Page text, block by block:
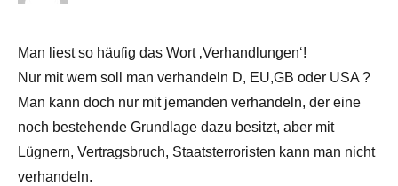
Man liest so häufig das Wort ‚Verhandlungen‘!
Nur mit wem soll man verhandeln D, EU,GB oder USA ?
Man kann doch nur mit jemanden verhandeln, der eine
noch bestehende Grundlage dazu besitzt, aber mit
Lügnern, Vertragsbruch, Staatsterroristen kann man nicht
verhandeln.